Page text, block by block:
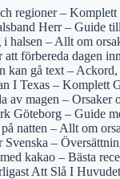
regioner –
Herr – Guide
halsen – Allt om
att förbereda dagen
kan gå text –
I Texas – Komplett
av magen – Orsaker
Göteborg – Guide
natten – Allt om
–
kakao – Bästa
Att Slå I